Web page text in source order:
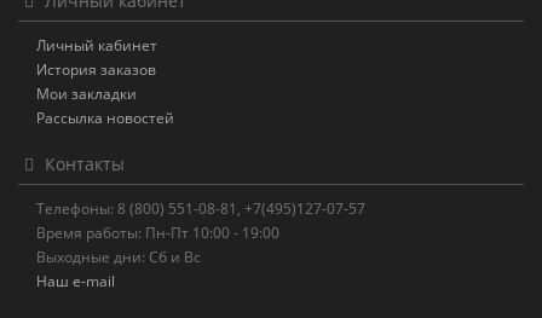
Личный кабинет
История заказов
Мои закладки
Рассылка новостей
Контакты
Телефоны: 8 (800) 551-08-81, +7(495)127-07-57
Время работы: Пн-Пт 10:00 - 19:00
Выходные дни: Сб и Вс
Наш e-mail